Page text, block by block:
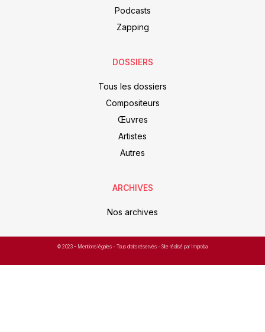
Podcasts
Zapping
DOSSIERS
Tous les dossiers
Compositeurs
Œuvres
Artistes
Autres
ARCHIVES
Nos archives
© 2023 – Mentions légales – Tous droits réservés – Site réalisé par Improba